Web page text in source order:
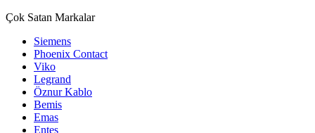
Çok Satan Markalar
Siemens
Phoenix Contact
Viko
Legrand
Öznur Kablo
Bemis
Emas
Entes